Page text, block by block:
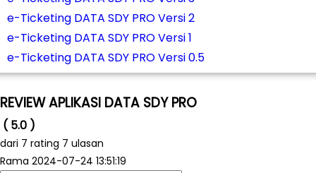
e-Ticketing DATA SDY PRO Versi 2
e-Ticketing DATA SDY PRO Versi 1
e-Ticketing DATA SDY PRO Versi 0.5
REVIEW APLIKASI DATA SDY PRO
( 5.0 )
dari 7 rating 7 ulasan
Rama 2024-07-24 13:51:19